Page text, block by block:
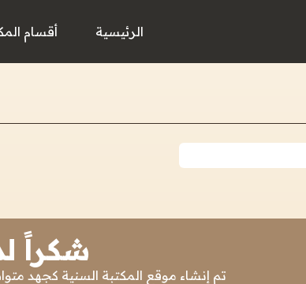
الرئيسية أقسام
شكراً
تم إنشاء موقع المكتبة السنية كجهد